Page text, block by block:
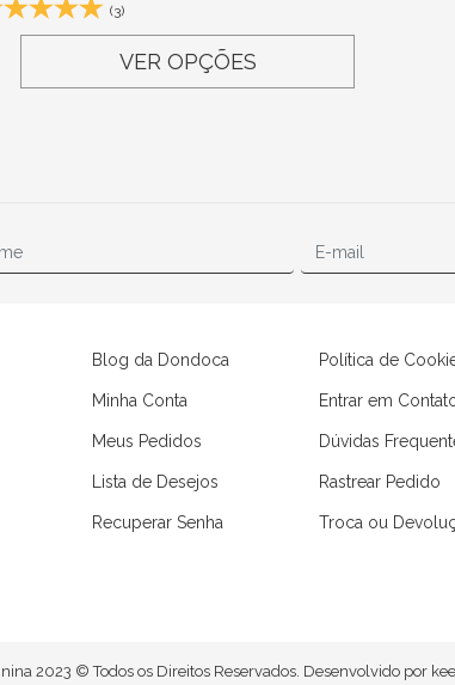
(3)
VER OPÇÕES
Blog da Dondoca
Minha Conta
Meus Pedidos
Lista de Desejos
Recuperar Senha
Política de
Entrar em
Dúvidas
Rastrear Pedido
Troca ou
2023 © Todos os Direitos Reservados. Desenvolvido por